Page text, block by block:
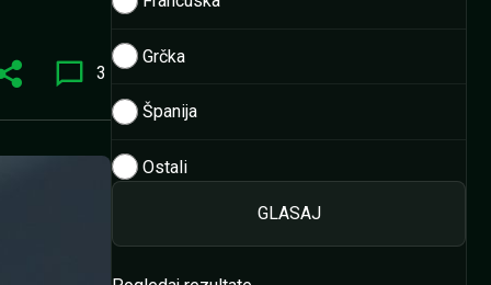
3
Grčka
Španija
Ostali